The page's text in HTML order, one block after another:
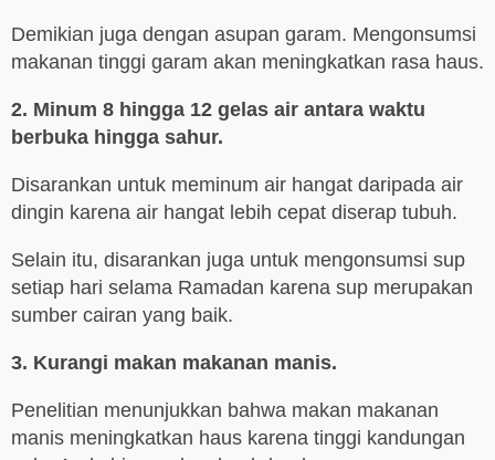
Demikian juga dengan asupan garam. Mengonsumsi
makanan tinggi garam akan meningkatkan rasa haus.
2. Minum 8 hingga 12 gelas air antara waktu
berbuka hingga sahur.
Disarankan untuk meminum air hangat daripada air
dingin karena air hangat lebih cepat diserap tubuh.
Selain itu, disarankan juga untuk mengonsumsi sup
setiap hari selama Ramadan karena sup merupakan
sumber cairan yang baik.
3. Kurangi makan makanan manis.
Penelitian menunjukkan bahwa makan makanan
manis meningkatkan haus karena tinggi kandungan